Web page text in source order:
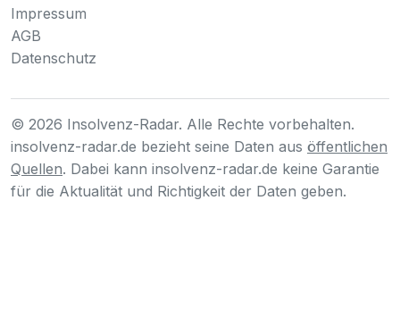
Impressum
AGB
Datenschutz
© 2026 Insolvenz-Radar. Alle Rechte vorbehalten.
insolvenz-radar.de bezieht seine Daten aus öffentlichen
Quellen. Dabei kann insolvenz-radar.de keine Garantie
für die Aktualität und Richtigkeit der Daten geben.